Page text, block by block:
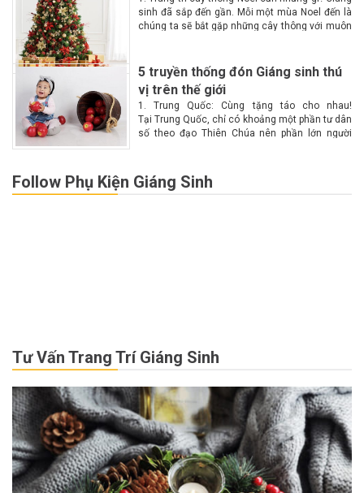
sinh đã sắp đến gần. Mỗi một mùa Noel đến là
chúng ta sẽ bắt gặp những cây thông với muôn
5 truyền thống đón Giáng sinh thú
vị trên thế giới
1. Trung Quốc: Cùng tặng táo cho nhau!
Tại Trung Quốc, chỉ có khoảng một phần tư dân
số theo đạo Thiên Chúa nên phần lớn người
Follow Phụ Kiện Giáng Sinh
Tư Vấn Trang Trí Giáng Sinh